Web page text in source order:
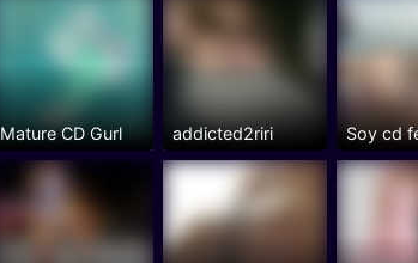
Mature CD Gurl addicted2riri